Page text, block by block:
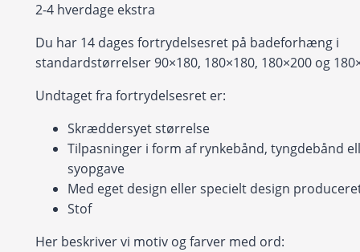
2-4 hverdage ekstra
Du har 14 dages fortrydelsesret på badeforhæng i
standardstørrelser 90×180, 180×180, 180×200 og
Undtaget fra fortrydelsesret er:
Skræddersyet størrelse
Tilpasninger i form af rynkebånd, tyngdebånd
syopgave
Med eget design eller specielt design
Stof
Her beskriver vi motiv og farver med ord: